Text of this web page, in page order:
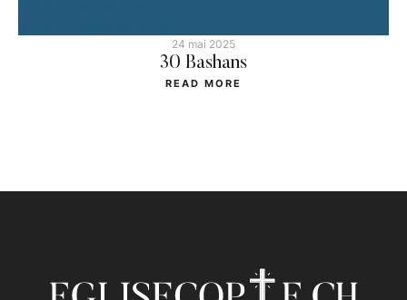
24 mai 2025
30 Bashans
READ MORE